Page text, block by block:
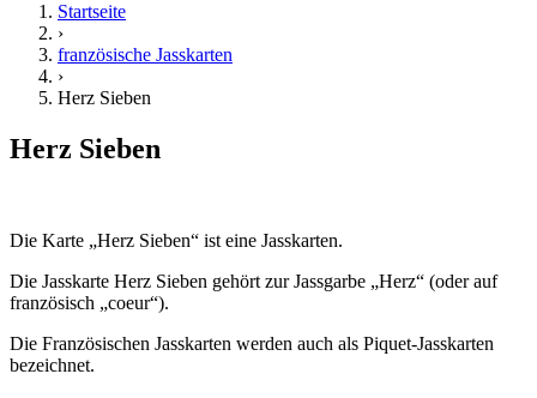
Startseite
›
französische Jasskarten
›
Herz Sieben
Herz Sieben
Die Karte „Herz Sieben“ ist eine Jasskarten.
Die Jasskarte Herz Sieben gehört zur Jassgarbe „Herz“ (oder auf
französisch „coeur“).
Die Französischen Jasskarten werden auch als Piquet-Jasskarten
bezeichnet.